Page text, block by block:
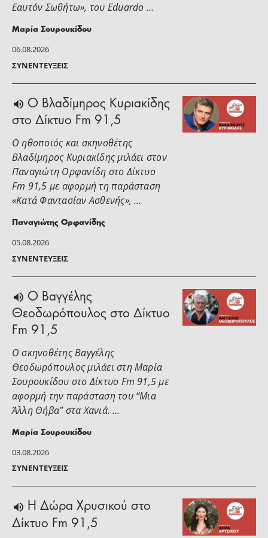
06.08.2026
ΣΥΝΕΝΤΕΎΞΕΙΣ
Εαυτόν Σωθήτω», του Eduardo …
Μαρία Σουρουκίδου
05.08.2026
ΣΥΝΕΝΤΕΎΞΕΙΣ
O Βλαδίμηρος Κυριακίδης
στο Δίκτυο Fm 91,5
Ο ηθοποιός και σκηνοθέτης
Βλαδίμηρος Κυριακίδης μιλάει στoν
Παναγιώτη Ορφανίδη στο Δίκτυο
Fm 91,5 με αφορμή τη παράσταση
«Κατά Φαντασίαν Ασθενής», …
Παναγιώτης Ορφανίδης
03.08.2026
ΣΥΝΕΝΤΕΎΞΕΙΣ
Ο Βαγγέλης
Θεοδωρόπουλος στο Δίκτυο
Fm 91,5
Ο σκηνοθέτης Βαγγέλης
Θεοδωρόπουλος μιλάει στη Μαρία
Σουρουκίδου στο Δίκτυο Fm 91,5 με
αφορμή την παράσταση του “Μια
Άλλη Θήβα” στα Χανιά. …
Μαρία Σουρουκίδου
H Δώρα Χρυσικού στο
Δίκτυο Fm 91,5